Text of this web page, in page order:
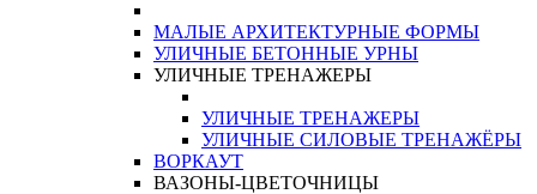
МАЛЫЕ АРХИТЕКТУРНЫЕ ФОРМЫ
УЛИЧНЫЕ БЕТОННЫЕ УРНЫ
УЛИЧНЫЕ ТРЕНАЖЕРЫ
УЛИЧНЫЕ ТРЕНАЖЕРЫ
УЛИЧНЫЕ СИЛОВЫЕ ТРЕНАЖЁРЫ
ВОРКАУТ
ВАЗОНЫ-ЦВЕТОЧНИЦЫ